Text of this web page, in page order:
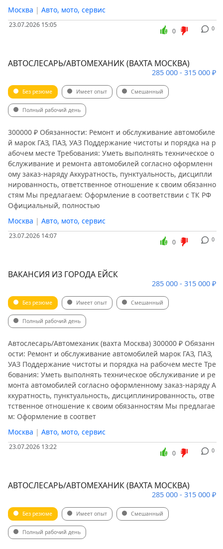
Москва | Авто, мото, сервис
23.07.2026 15:05 0
0
АВТОСЛЕСАРЬ/АВТОМЕХАНИК (ВАХТА МОСКВА)
285 000 - 315 000 ₽
Без резюме Имеет опыт Смешанный
Полный рабочий день
300000 ₽ Обязанности: Ремонт и обслуживание автомобиле
й марок ГАЗ, ПАЗ, УАЗ Поддержание чистоты и порядка на р
абочем месте Требования: Уметь выполнять техническое о
бслуживание и ремонта автомобилей согласно оформленн
ому заказ-наряду Аккуратность, пунктуальность, дисципли
нированность, ответственное отношение к своим обязанно
стям Мы предлагаем: Оформление в соответствии с ТК РФ
Официальный, полностью
Москва | Авто, мото, сервис
23.07.2026 14:07 0
0
ВАКАНСИЯ ИЗ ГОРОДА ЕЙСК
285 000 - 315 000 ₽
Без резюме Имеет опыт Смешанный
Полный рабочий день
Автослесарь/Автомеханик (вахта Москва) 300000 ₽ Обязанн
ости: Ремонт и обслуживание автомобилей марок ГАЗ, ПАЗ,
УАЗ Поддержание чистоты и порядка на рабочем месте Тре
бования: Уметь выполнять техническое обслуживание и ре
монта автомобилей согласно оформленному заказ-наряду А
ккуратность, пунктуальность, дисциплинированность, отве
тственное отношение к своим обязанностям Мы предлагае
м: Оформление в соответ
Москва | Авто, мото, сервис
23.07.2026 13:22 0
0
АВТОСЛЕСАРЬ/АВТОМЕХАНИК (ВАХТА МОСКВА)
285 000 - 315 000 ₽
Без резюме Имеет опыт Смешанный
Полный рабочий день